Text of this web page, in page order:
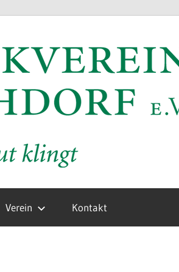
Verein Kontakt